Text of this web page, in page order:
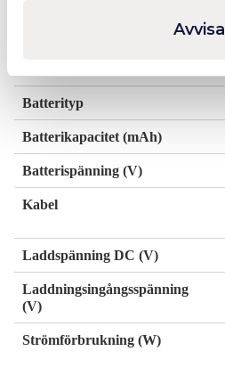
Avvisa
Batterityp
Batterikapacitet (mAh)
Batterispänning (V)
Kabel
Laddspänning DC (V)
Laddningsingångsspänning
(V)
Strömförbrukning (W)